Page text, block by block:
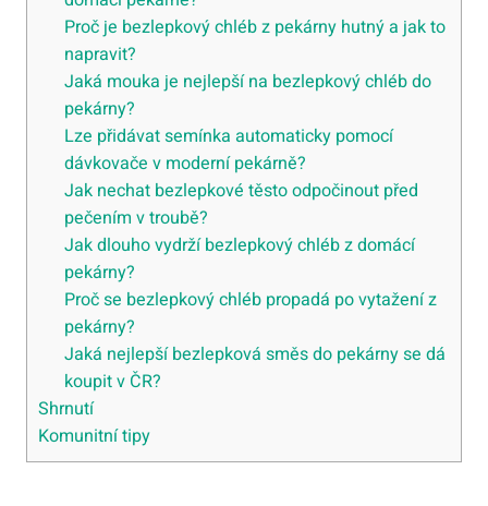
Proč je bezlepkový chléb z pekárny hutný a jak to
napravit?
Jaká mouka je nejlepší na bezlepkový chléb do
pekárny?
Lze přidávat semínka automaticky pomocí
dávkovače v moderní pekárně?
Jak nechat bezlepkové těsto odpočinout před
pečením v troubě?
Jak dlouho vydrží bezlepkový chléb z domácí
pekárny?
Proč se bezlepkový chléb propadá po vytažení z
pekárny?
Jaká nejlepší bezlepková směs do pekárny se dá
koupit v ČR?
Shrnutí
Komunitní tipy